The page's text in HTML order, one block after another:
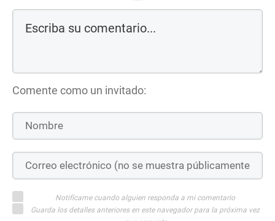
Comente como un invitado:
Notifícame cuando alguien responda a mi comentario
Guarda los detalles anteriores en este navegador para la próxima vez